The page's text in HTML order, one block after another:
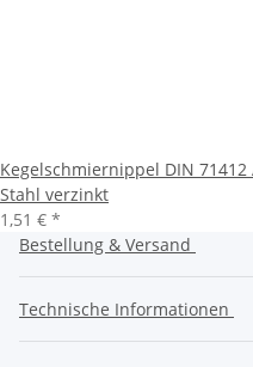
Kegelschmiernippel DIN
Stahl verzinkt
1,51 € *
Bestellung & Versand
Technische Informationen